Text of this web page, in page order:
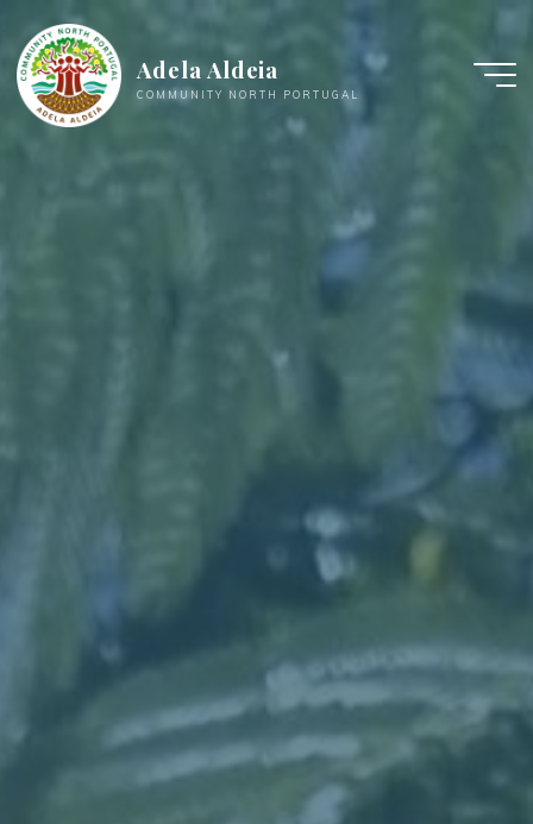
Inhalt
springen
Adela Aldeia
COMMUNITY NORTH PORTUGAL